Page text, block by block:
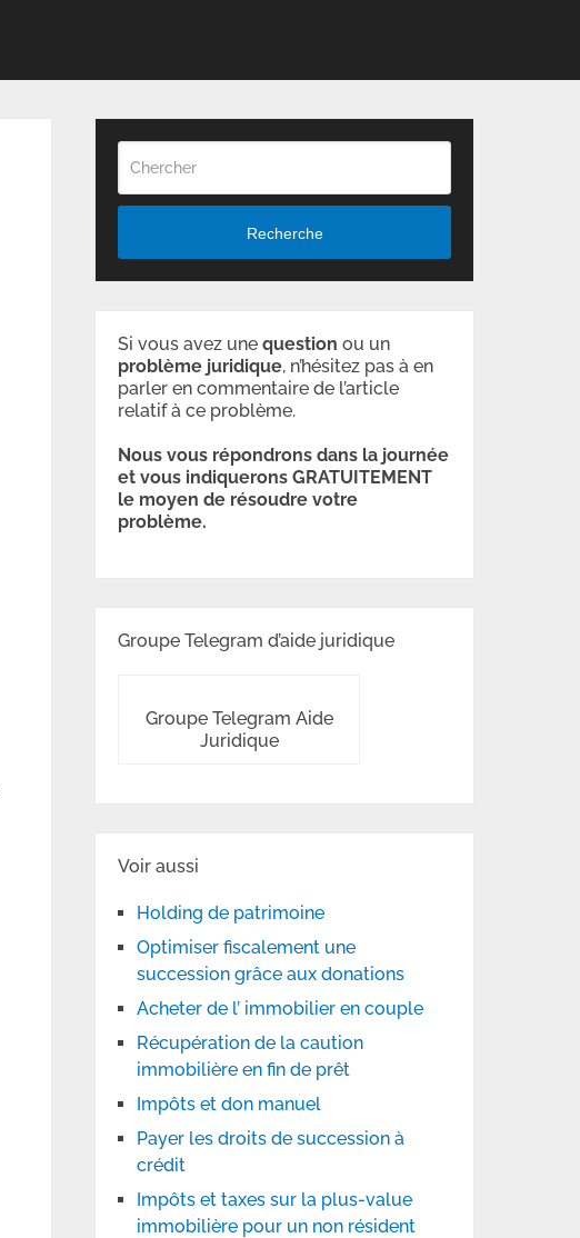
Recherche
Si vous avez unequestion ou un
problème juridique, n’hésitez pas à en
parler en commentaire de l’article
relatif à ce problème.
Nous vous répondrons dans la journée
et vous indiquerons GRATUITEMENT
le moyen de résoudre votre
problème.
Groupe Telegram d’aide juridique
Groupe Telegram Aide
Juridique
Voir aussi
Holding de patrimoine
Optimiser fiscalement une
succession grâce aux donations
Acheter de l’ immobilier en couple
Récupération de la caution
immobilière en fin de prêt
Impôts et don manuel
Payer les droits de succession à
crédit
Impôts et taxes sur la plus-value
immobilière pour un non résident